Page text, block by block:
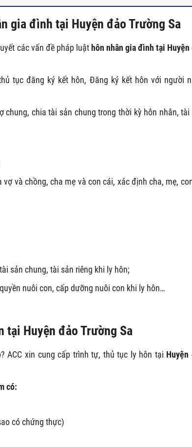
gia đình tại Huyện đảo Trường Sa
các vấn đề pháp luậthôn nhân gia đình tại Huyện
tục đăng ký kết hôn, Đăng ký kết hôn với người
chung, chia tài sản chung trong thời kỳ hôn nhân, tài
và chồng, cha mẹ và con cái, xác định cha, mẹ,
sản chung, tài sản riêng khi ly hôn;
nuôi con, cấp dưỡng nuôi con khi ly hôn…
tại Huyện đảo Trường Sa
ACC xin cung cấp trình tự, thủ tục ly hôn tại Huyện
có:
có chứng thực)